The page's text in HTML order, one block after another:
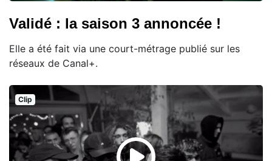
Validé : la saison 3 annoncée !
Elle a été fait via une court-métrage publié sur les
réseaux de Canal+.
Clip